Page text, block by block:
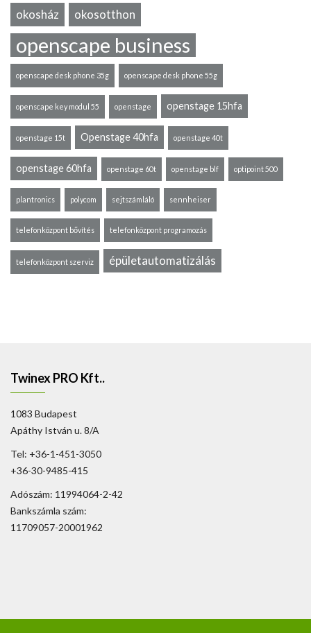
okosház okosotthon
openscape business
openscape desk phone 35g openscape desk phone 55g
openscape key modul 55 openstage openstage 15hfa
openstage 15t Openstage 40hfa openstage 40t
openstage 60hfa openstage 60t openstage blf optipoint 500
plantronics polycom sejtszámláló sennheiser
telefonközpont bővítés telefonközpont programozás
telefonközpont szerviz épületautomatizálás
Twinex PRO Kft..
1083 Budapest
Apáthy István u. 8/A
Tel: +36-1-451-3050
+36-30-9485-415
Adószám: 11994064-2-42
Bankszámla szám:
11709057-20001962